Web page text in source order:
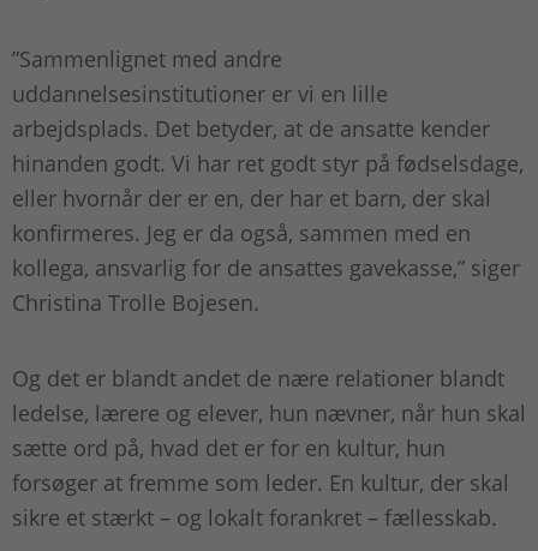
”Sammenlignet med andre
uddannelsesinstitutioner er vi en lille
arbejdsplads. Det betyder, at de ansatte kender
hinanden godt. Vi har ret godt styr på fødselsdage,
eller hvornår der er en, der har et barn, der skal
konfirmeres. Jeg er da også, sammen med en
kollega, ansvarlig for de ansattes gavekasse,” siger
Christina Trolle Bojesen.
Og det er blandt andet de nære relationer blandt
ledelse, lærere og elever, hun nævner, når hun skal
sætte ord på, hvad det er for en kultur, hun
forsøger at fremme som leder. En kultur, der skal
sikre et stærkt – og lokalt forankret – fællesskab.